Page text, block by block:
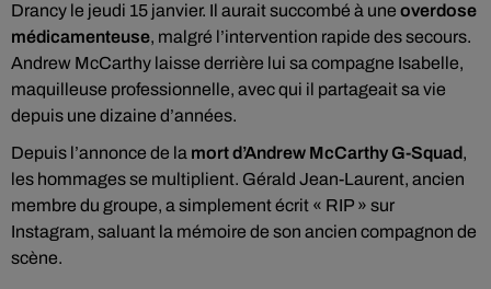
Drancy le jeudi 15 janvier. Il aurait succombé à une overdose
médicamenteuse, malgré l’intervention rapide des secours.
Andrew McCarthy laisse derrière lui sa compagne Isabelle,
maquilleuse professionnelle, avec qui il partageait sa vie
depuis une dizaine d’années.
Depuis l’annonce de la mort d’Andrew McCarthy G-Squad,
les hommages se multiplient. Gérald Jean-Laurent, ancien
membre du groupe, a simplement écrit « RIP » sur
Instagram, saluant la mémoire de son ancien compagnon de
scène.